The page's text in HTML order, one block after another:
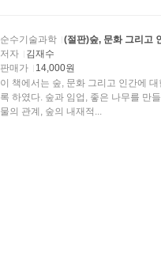
순수기술과학
(절판)숲, 문화 그리고
저자
김재수
판매가
14,000원
이 책에서는 숲, 문화 그리고 인간에
록 하였다. 숲과 임업, 좋은 나무를 만들기, 지구 온실화와 산림과의 관계, 나무의 생리 활동, 산림과
물의 관계, 숲의 내재적...